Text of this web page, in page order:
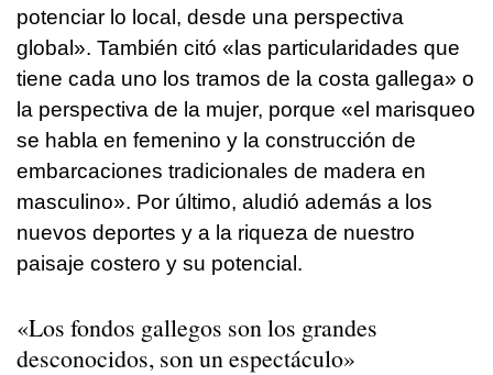
potenciar lo local, desde una perspectiva
global». También citó «las particularidades que
tiene cada uno los tramos de la costa gallega» o
la perspectiva de la mujer, porque «el marisqueo
se habla en femenino y la construcción de
embarcaciones tradicionales de madera en
masculino». Por último, aludió además a los
nuevos deportes y a la riqueza de nuestro
paisaje costero y su potencial.
«Los fondos gallegos son los grandes
desconocidos, son un espectáculo»